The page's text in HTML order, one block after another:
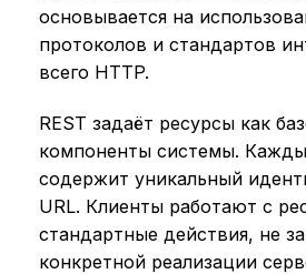
основывается на
протоколов и стандартов
всего HTTP.
REST задаёт ресурсы как
компоненты системы.
содержит уникальный
URL. Клиенты работают с
стандартные действия, не
конкретной реализации